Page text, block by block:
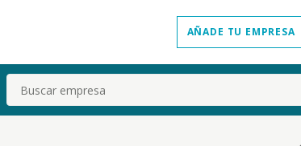
AÑADE TU EMPRESA
Buscar